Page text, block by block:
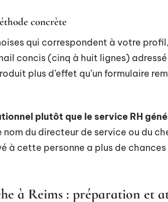
concrète
qui correspondent à votre
concis (cinq à huit lignes)
plus d’effet qu’un formulaire
plutôt que le service RH
du directeur de service ou du
à cette personne a plus de chances
à Reims : préparation et